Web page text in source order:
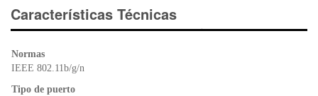
e
b
o
k
er s
A
ri
e
Características Técnicas
Normas
IEEE 802.11b/g/n
Tipo de puerto